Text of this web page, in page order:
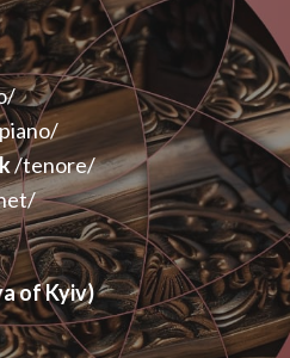
/tenore/
of Kyiv)